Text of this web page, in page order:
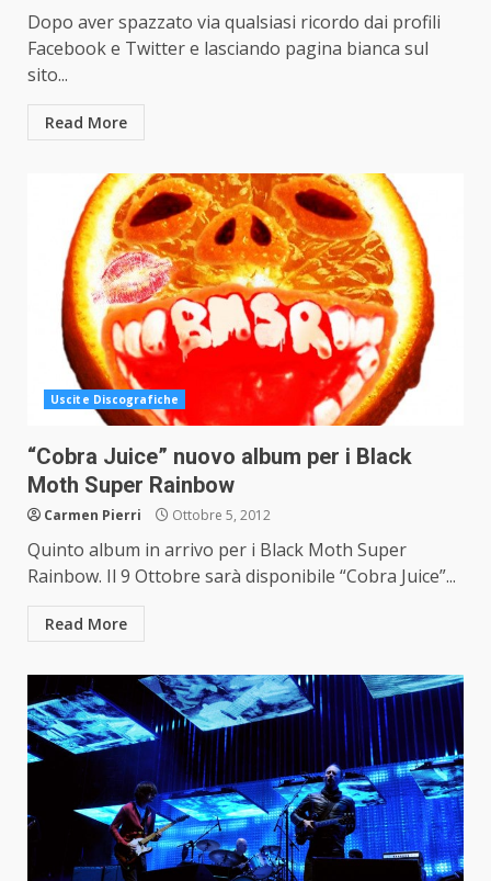
Dopo aver spazzato via qualsiasi ricordo dai profili
Facebook e Twitter e lasciando pagina bianca sul
sito...
Read More
Uscite Discografiche
“Cobra Juice” nuovo album per i Black
Moth Super Rainbow
Carmen Pierri Ottobre 5, 2012
Quinto album in arrivo per i Black Moth Super
Rainbow. Il 9 Ottobre sarà disponibile “Cobra Juice”...
Read More